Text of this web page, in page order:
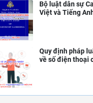
Bộ luật dân sự
Việt và Tiếng
Quy định pháp
về số điện thoại